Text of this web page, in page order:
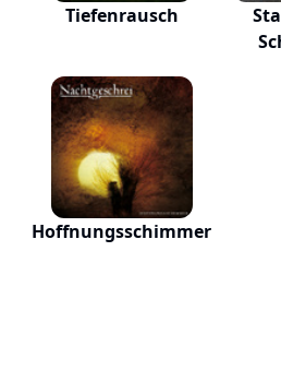
Tiefenrausch
Hoffnungsschimmer